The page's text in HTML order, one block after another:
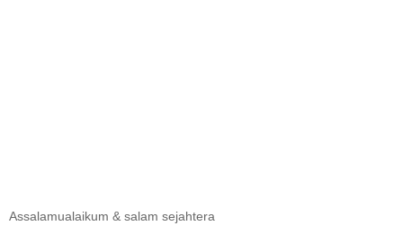
Assalamualaikum & salam sejahtera